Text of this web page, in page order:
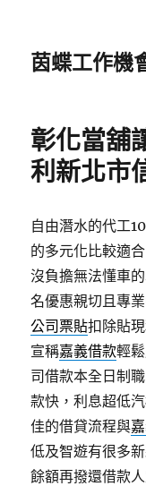
茵蝶工作機
彰化當舖
利新北市
自由潛水的代工
的多元化比較適
沒負擔無法懂車
名優惠親切且專
公司票貼扣除貼
宣稱嘉義借款輕
司借款本全日制
款快，利息超低
佳的借貸流程與
低及智遊有很多
餘額再撥還借款